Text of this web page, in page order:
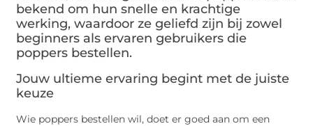
bekend om hun snelle en krachtige
werking, waardoor ze geliefd zijn bij zowel
beginners als ervaren gebruikers die
poppers bestellen.
Jouw ultieme ervaring begint met de juiste
keuze
Wie poppers bestellen wil, doet er goed aan om een